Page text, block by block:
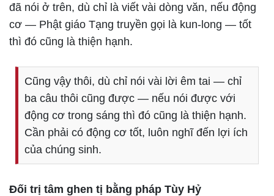
đã nói ở trên, dù chỉ là viết vài dòng văn, nếu động
cơ — Phật giáo Tạng truyền gọi là kun-long — tốt
thì đó cũng là thiện hạnh.
Cũng vậy thôi, dù chỉ nói vài lời êm tai — chỉ
ba câu thôi cũng được — nếu nói được với
động cơ trong sáng thì đó cũng là thiện hạnh.
Cần phải có động cơ tốt, luôn nghĩ đến lợi ích
của chúng sinh.
Đối trị tâm ghen tị bằng pháp Tùy Hỷ